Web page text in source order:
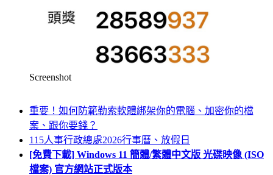
Screenshot
重要！如何防範勒索軟體綁架你的電腦、加密你的檔
案、跟你要錢？
115人事行政總處2026行事曆、放假日
[免費下載] Windows 11 簡體/繁體中文版 光碟映像 (ISO
檔案) 官方網站正式版本